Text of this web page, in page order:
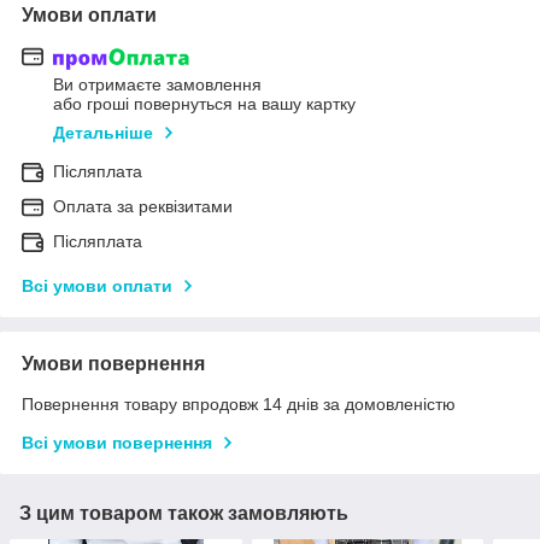
Умови оплати
Ви отримаєте замовлення
або гроші повернуться на вашу картку
Детальніше
Післяплата
Оплата за реквізитами
Післяплата
Всі умови оплати
Умови повернення
Повернення товару впродовж 14 днів за домовленістю
Всі умови повернення
З цим товаром також замовляють